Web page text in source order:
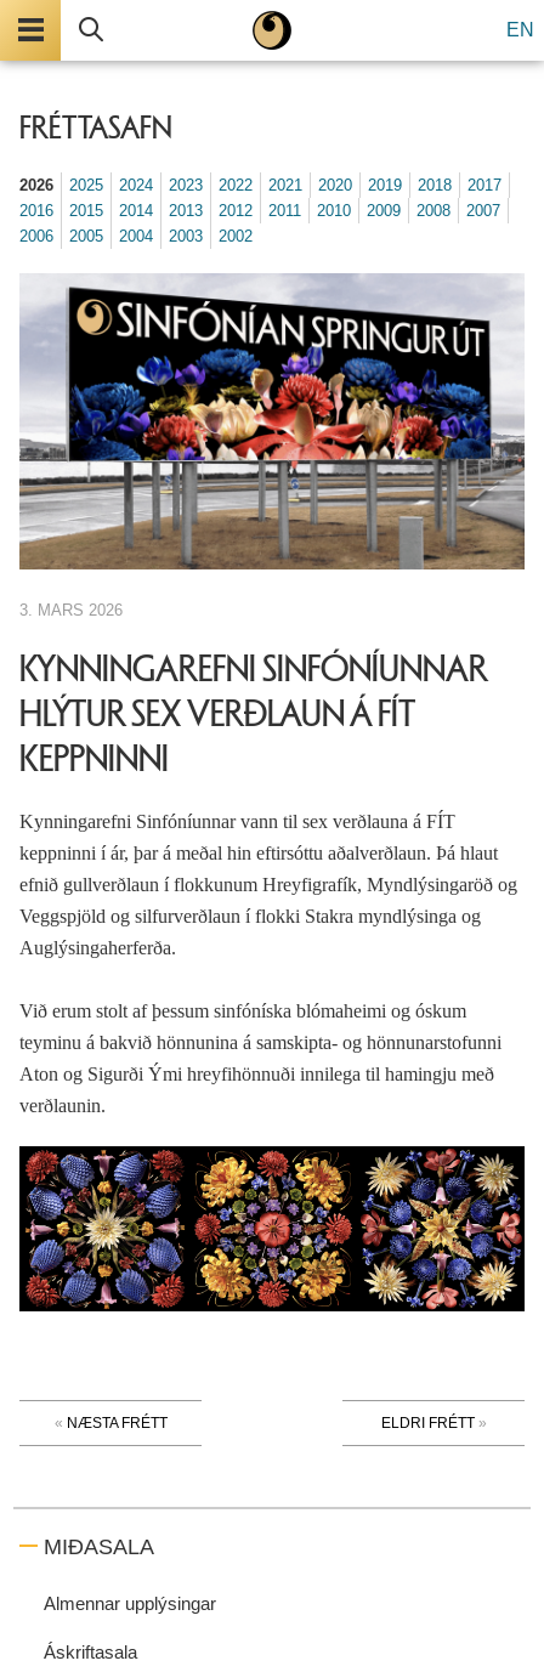
EN
FRÉTTASAFN
2026 2025 2024 2023 2022 2021 2020 2019 2018
2017
2016
2015 2014 2013 2012 2011 2010 2009 2008
2007
2006
2005 2004 2003 2002
3. MARS 2026
KYNNINGAREFNI SINFÓNÍUNNAR
HLÝTUR SEX VERÐLAUN Á FÍT
KEPPNINNI
Kynningarefni Sinfóníunnar vann til sex verðlauna á FÍT
keppninni í ár, þar á meðal hin eftirsóttu aðalverðlaun. Þá hlaut
efnið gullverðlaun í flokkunum Hreyfigrafík, Myndlýsingaröð og
Veggspjöld og silfurverðlaun í flokki Stakra myndlýsinga og
Auglýsingaherferða.
Við erum stolt af þessum sinfóníska blómaheimi og óskum
teyminu á bakvið hönnunina á samskipta- og hönnunarstofunni
Aton og Sigurði Ými hreyfihönnuði innilega til hamingju með
verðlaunin.
ELDRI FRÉTT
NÆSTA FRÉTT
MIÐASALA
Almennar upplýsingar
Áskriftasala